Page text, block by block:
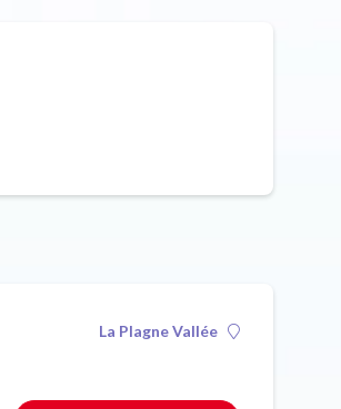
La Plagne Vallée